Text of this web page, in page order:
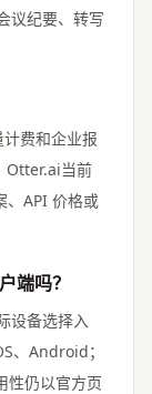
议纪要、转写
费和企业报
Otter.ai当前
、API 价格或
端吗？
设备选择入
、Android；
性仍以官方页